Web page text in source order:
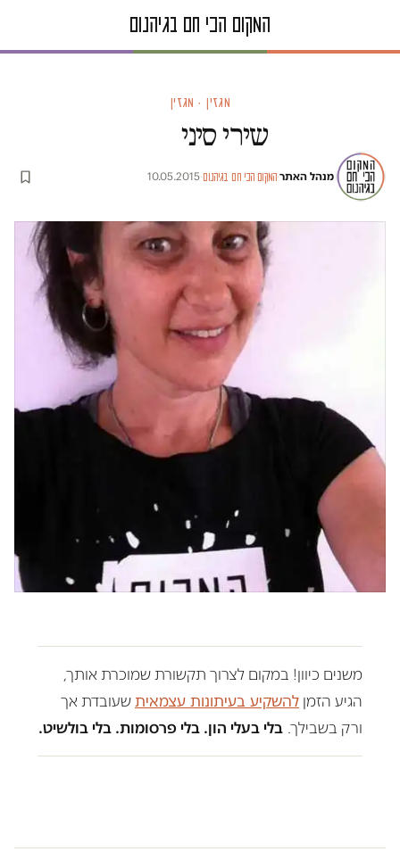
מגזין · מגזין
שירי סיני
מנהל האתר·המקום הכי חם בגיהנום·
10.05.2015
משנים כיוון! במקום לצרוך תקשורת שמוכרת אותך,
הגיע הזמן להשקיע בעיתונות עצמאיתשעובדת אך
ורק בשבילך. בלי בעלי הון. בלי פרסומות. בלי בולשיט.